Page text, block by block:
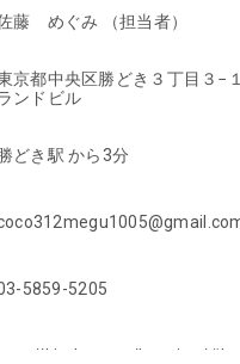
藤　めぐみ （担当者）
京都中央区勝どき３丁目３−
ンドビル
どき駅 から3分
5859-5205
kindery.net/location/